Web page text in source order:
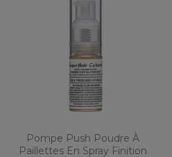
Pompe Push Poudre À
Paillettes En Spray Finition